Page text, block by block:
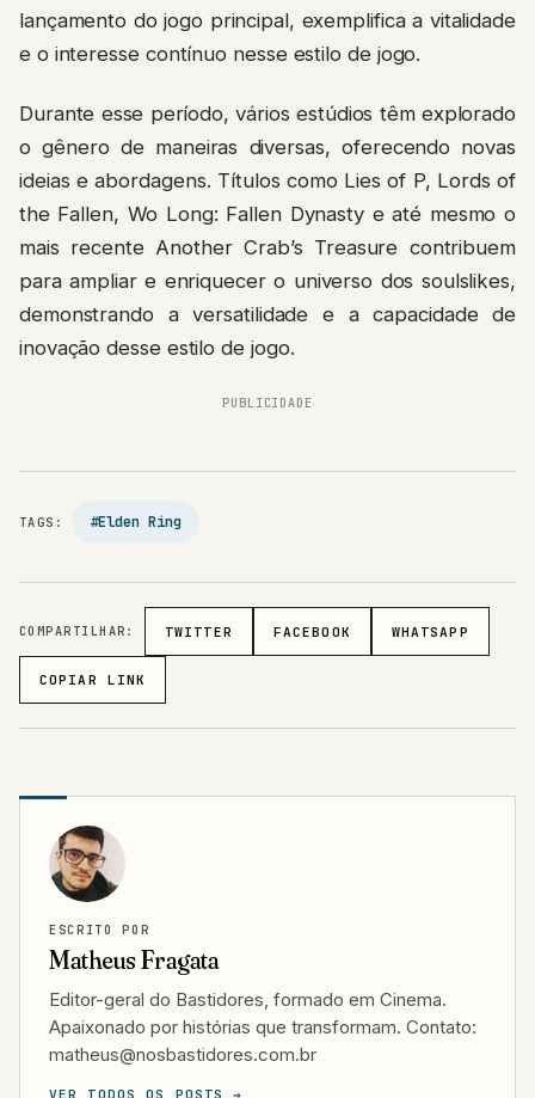
lançamento do jogo principal, exemplifica a vitalidade
e o interesse contínuo nesse estilo de jogo.
Durante esse período, vários estúdios têm explorado
o gênero de maneiras diversas, oferecendo novas
ideias e abordagens. Títulos como Lies of P, Lords of
the Fallen, Wo Long: Fallen Dynasty e até mesmo o
mais recente Another Crab’s Treasure contribuem
para ampliar e enriquecer o universo dos soulslikes,
demonstrando a versatilidade e a capacidade de
inovação desse estilo de jogo.
PUBLICIDADE
TAGS: #Elden Ring
COMPARTILHAR: TWITTER FACEBOOK WHATSAPP
COPIAR LINK
ESCRITO POR
Matheus Fragata
Editor-geral do Bastidores, formado em Cinema.
Apaixonado por histórias que transformam. Contato:
matheus@nosbastidores.com.br
VER TODOS OS POSTS →